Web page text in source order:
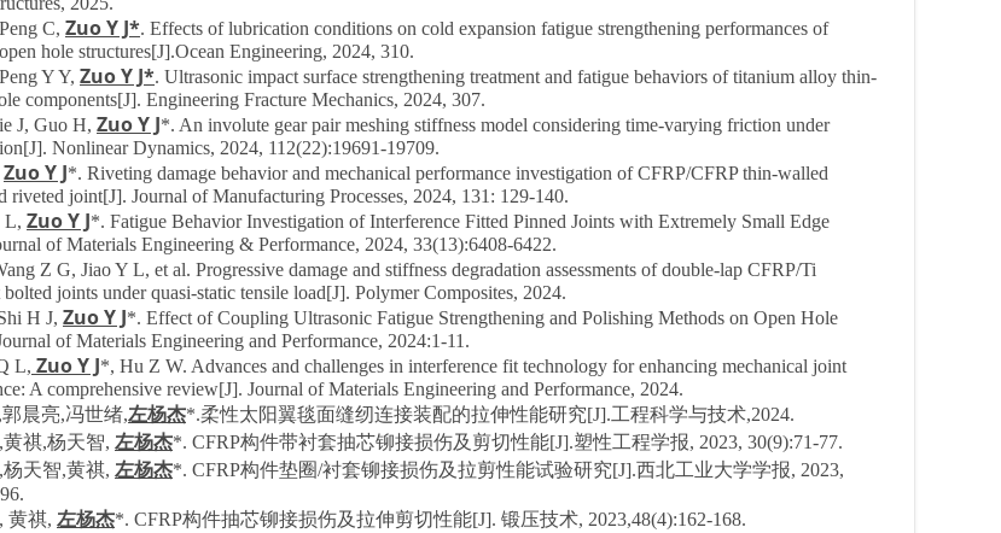
C, Zuo Y J*. Effects of lubrication conditions on cold expansion fatigue strengthening performances of
hole structures[J].Ocean Engineering, 2024, 310.
Y Y, Zuo Y J*. Ultrasonic impact surface strengthening treatment and fatigue behaviors of titanium alloy thin-
components[J]. Engineering Fracture Mechanics, 2024, 307.
J, Guo H, Zuo Y J*. An involute gear pair meshing stiffness model considering time-varying friction under
Nonlinear Dynamics, 2024, 112(22):19691-19709.
Zuo Y J*. Riveting damage behavior and mechanical performance investigation of CFRP/CFRP thin-walled
riveted joint[J]. Journal of Manufacturing Processes, 2024, 131: 129-140.
L, Zuo Y J*. Fatigue Behavior Investigation of Interference Fitted Pinned Joints with Extremely Small Edge
of Materials Engineering & Performance, 2024, 33(13):6408-6422.
Z G, Jiao Y L, et al. Progressive damage and stiffness degradation assessments of double-lap CFRP/Ti
joints under quasi-static tensile load[J]. Polymer Composites, 2024.
H J, Zuo Y J*. Effect of Coupling Ultrasonic Fatigue Strengthening and Polishing Methods on Open Hole
of Materials Engineering and Performance, 2024:1-11.
L, Zuo Y J*, Hu Z W. Advances and challenges in interference fit technology for enhancing mechanical joint
A comprehensive review[J]. Journal of Materials Engineering and Performance, 2024.
晨亮,冯世绪,左杨杰*.柔性太阳翼毯面缝纫连接装配的拉伸性能研究[J].工程科学与技术,2024.
祺,杨天智, 左杨杰*. CFRP构件带衬套抽芯铆接损伤及剪切性能[J].塑性工程学报, 2023, 30(9):71-77.
天智,黄祺, 左杨杰*. CFRP构件垫圈/衬套铆接损伤及拉剪性能试验研究[J].西北工业大学学报, 2023,
祺, 左杨杰*. CFRP构件抽芯铆接损伤及拉伸剪切性能[J]. 锻压技术, 2023,48(4):162-168.